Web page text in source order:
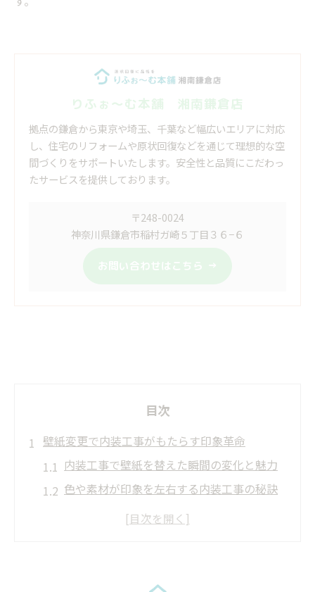
りふぉ～む本舗 湘南鎌倉店
拠点の鎌倉から東京や埼玉、千葉など幅広いエリアに対応
し、住宅のリフォームや原状回復などを通じて理想的な空
間づくりをサポートいたします。安全性と品質にこだわっ
たサービスを提供しております。
〒248-0024
神奈川県鎌倉市稲村ガ崎５丁目３６−６
お問い合わせはこちら
目次
壁紙変更で内装工事がもたらす印象革命
内装工事で壁紙を替えた瞬間の変化と魅力
色や素材が印象を左右する内装工事の秘訣
壁紙リフォームが空間を広く見せる理由